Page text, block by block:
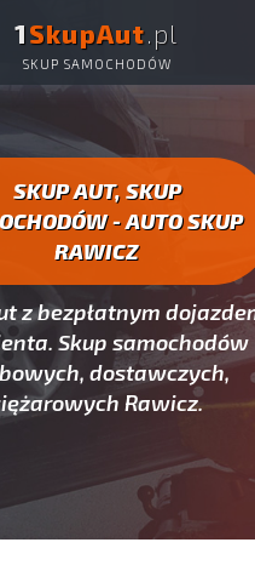
1SkupAut.pl
SKUP SAMOCHODÓW
-
RAWICZ
SKUP AUT, SKUP
- AUTO SKUP
RAWICZ
z bezpłatnym
Skup samochodów
dostawczych,
Rawicz.